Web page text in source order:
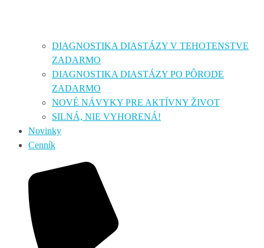
DIAGNOSTIKA DIASTÁZY V TEHOTENSTVE
ZADARMO
DIAGNOSTIKA DIASTÁZY PO PÔRODE
ZADARMO
NOVÉ NÁVYKY PRE AKTÍVNY ŽIVOT
SILNÁ, NIE VYHORENÁ!
Novinky
Cenník